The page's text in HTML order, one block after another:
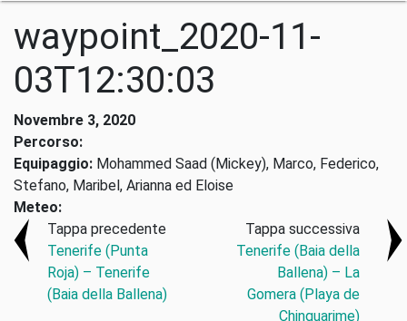
waypoint_2020-11-
03T12:30:03
Novembre 3, 2020
Percorso:
Equipaggio: Mohammed Saad (Mickey), Marco, Federico,
Stefano, Maribel, Arianna ed Eloise
Meteo:
Tappa precedente
Tenerife (Punta
Roja) – Tenerife
(Baia della Ballena)
Tappa successiva
Tenerife (Baia della
Ballena) – La
Gomera (Playa de
Chinguarime)